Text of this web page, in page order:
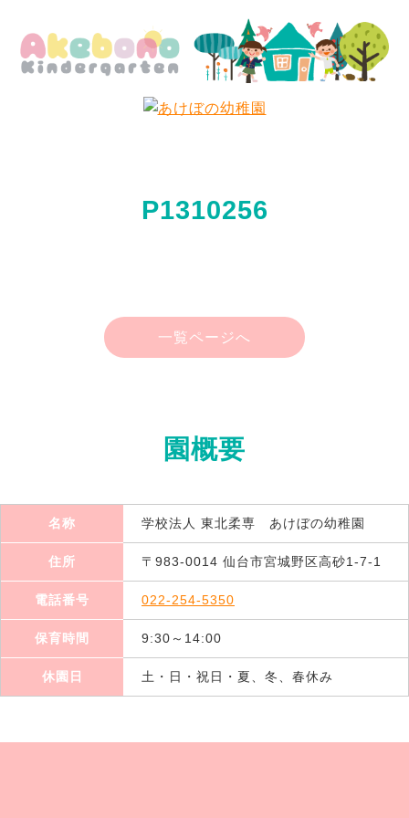
P1310256
一覧ページへ
園概要
名称 学校法人 東北柔専 あけぼの幼稚園
住所 〒983-0014 仙台市宮城野区高砂1-7-1
電話番号 022-254-5350
保育時間 9:30～14:00
休園日 土・日・祝日・夏、冬、春休み